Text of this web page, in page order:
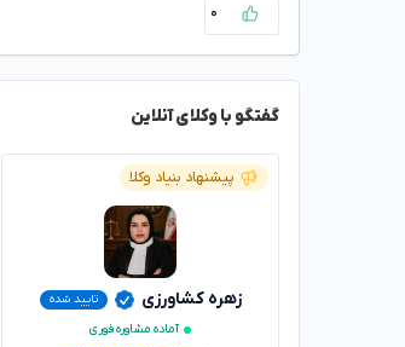
۰
گفتگو با وکلای آنلاین
پیشنهاد بنیاد وکلا
زهره کشاورزی
تایید شده
آماده مشاوره فوری